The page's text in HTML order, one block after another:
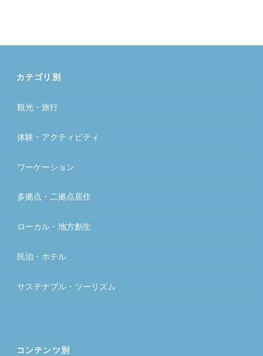
カテゴリ別
観光・旅行
体験・アクティビティ
ワーケーション
多拠点・二拠点居住
ローカル・地方創生
民泊・ホテル
サステナブル・ツーリズム
コンテンツ別